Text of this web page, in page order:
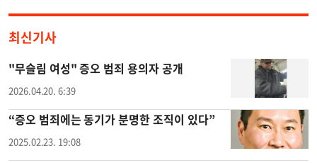
최신기사
"무슬림 여성" 증오 범죄 용의자 공개
2026.04.20. 6:39
“증오 범죄에는 동기가 분명한 조직이 있다”
2025.02.23. 19:08